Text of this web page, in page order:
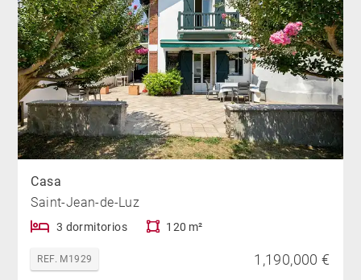
Casa
Saint-Jean-de-Luz
3 dormitorios 120 m²
REF. M1929 1,190,000 €